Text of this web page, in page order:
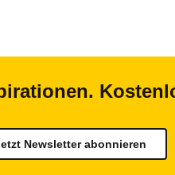
Newsletter abonnieren